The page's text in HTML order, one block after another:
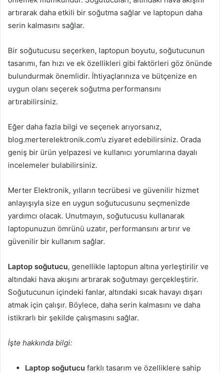
artırarak daha etkili bir soğutma sağlar ve laptopun daha
serin kalmasını sağlar.
Bir soğutucusu seçerken, laptopun boyutu, soğutucunun
tasarımı, fan hızı ve ek özellikleri gibi faktörleri göz önünde
bulundurmak önemlidir. İhtiyaçlarınıza ve bütçenize en
uygun olanı seçerek soğutma performansını
artırabilirsiniz.
Eğer daha fazla bilgi ve seçenek arıyorsanız,
blog.merterelektronik.com’u ziyaret edebilirsiniz. Orada
geniş bir ürün yelpazesi ve kullanıcı yorumlarına dayalı
incelemeler bulabilirsiniz.
Merter Elektronik, yılların tecrübesi ve güvenilir hizmet
anlayışıyla size en uygun soğutucusunu seçmenizde
yardımcı olacak. Unutmayın, soğutucusu kullanarak
laptopunuzun ömrünü uzatır, performansını artırır ve
güvenilir bir kullanım sağlar.
Laptop soğutucu, genellikle laptopun altına yerleştirilir ve
altındaki hava akışını artırarak soğutmayı gerçekleştirir.
Soğutucunun içindeki fanlar, altındaki sıcak havayı dışarı
atmak için çalışır. Böylece, daha serin kalmasını ve daha
istikrarlı bir şekilde çalışmasını sağlar.
İşte hakkında bilgi:
Laptop soğutucu farklı tasarım ve özelliklere sahip